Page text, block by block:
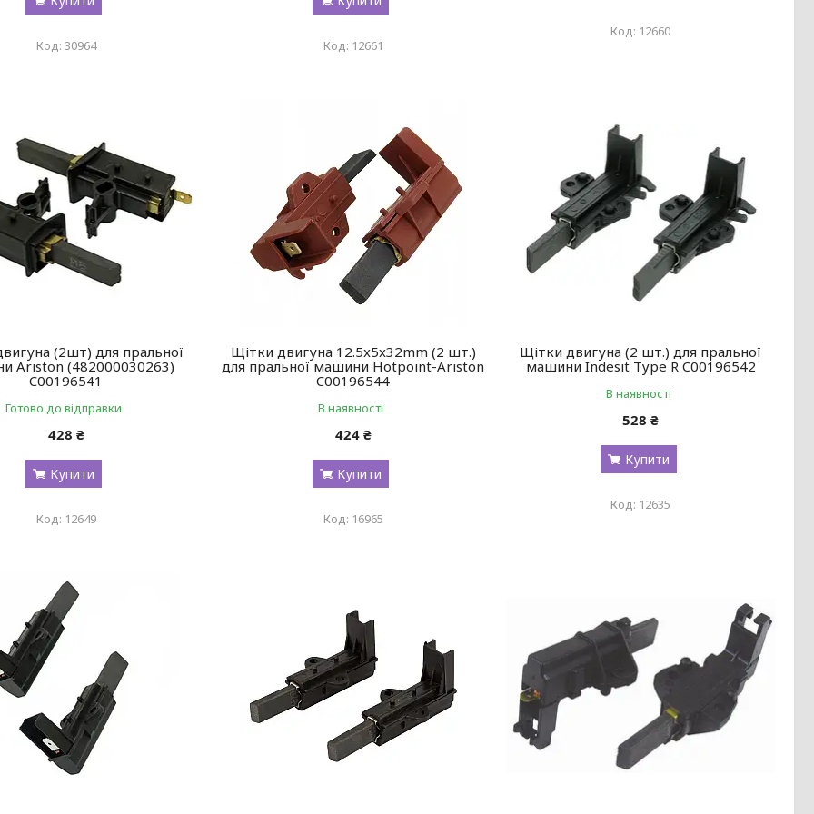
30964 12661
12660
(2шт) для пральної
Ariston (482000030263)
C00196541
Готово до відправки
428 ₴
Купити
12649
Щітки двигуна 12.5x5x32mm (2 шт.)
для пральної машини Hotpoint-Ariston
C00196544
В наявності
424 ₴
Купити
16965
Щітки двигуна (2 шт.) для пральної
машини Indesit Type R C00196542
В наявності
528 ₴
Купити
12635